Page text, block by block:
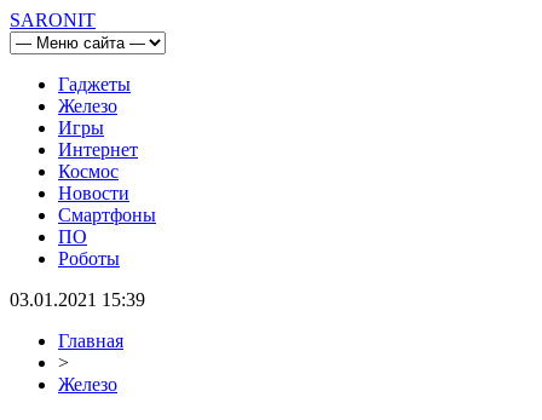
SARONIT
Гаджеты
Железо
Игры
Интернет
Космос
Новости
Смартфоны
ПО
Роботы
03.01.2021 15:39
Главная
>
Железо